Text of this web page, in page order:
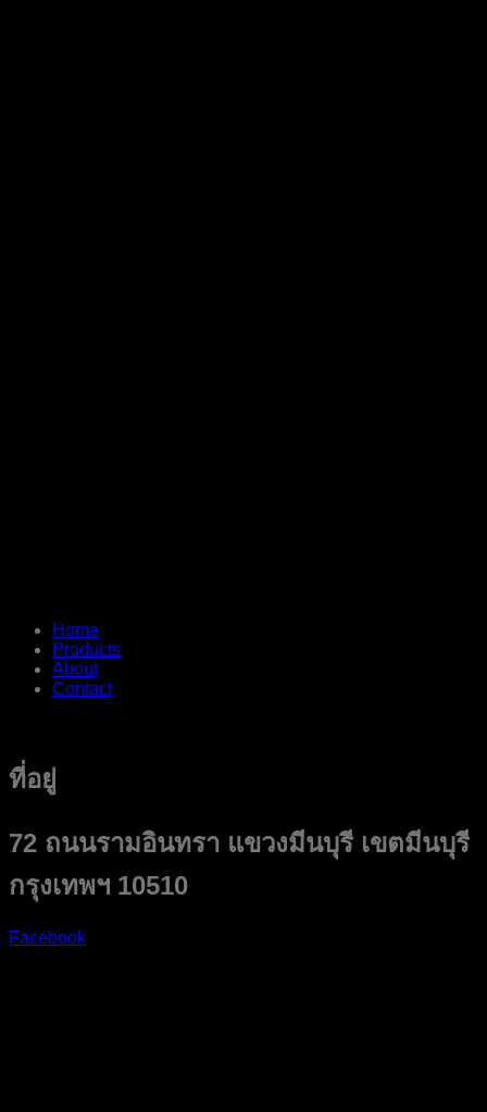
Home
Products
About
Contact
ที่อยู่
72 ถนนรามอินทรา แขวงมีนบุรี เขตมีนบุรี
กรุงเทพฯ 10510
Facebook